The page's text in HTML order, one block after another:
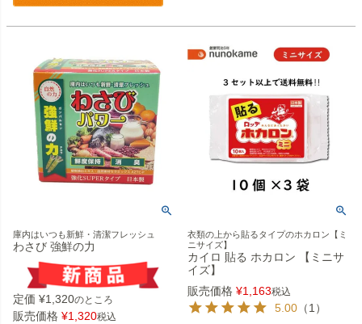
庫内はいつも新鮮・清潔フレッシュ
わさび 強鮮の力
定価 ¥1,320のところ
販売価格 ¥1,320税込
衣類の上から貼るタイプのホカロン【ミ
ニサイズ】
カイロ 貼る ホカロン 【ミニサ
イズ】
販売価格 ¥1,163税込
5.00 （1）